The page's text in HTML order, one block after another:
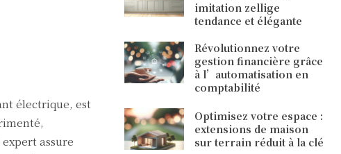
électrique, est
assure
imitation zellige
tendance et élégante
Révolutionnez votre
gestion financière grâce
à l’automatisation en
comptabilité
Optimisez votre espace :
extensions de maison
sur terrain réduit à la clé